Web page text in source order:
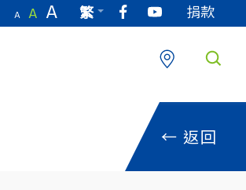
A A A
繁
捐款
← 返回